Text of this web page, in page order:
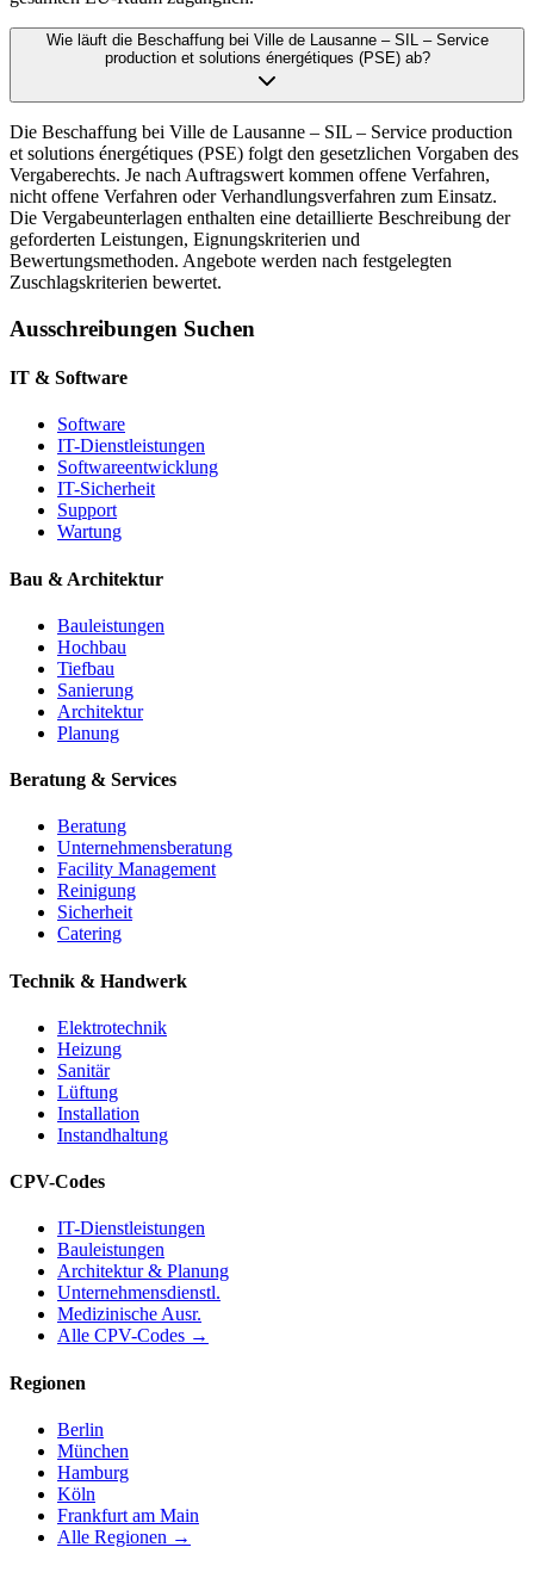
Wie läuft die Beschaffung bei Ville de Lausanne – SIL – Service
production et solutions énergétiques (PSE) ab?
Die Beschaffung bei Ville de Lausanne – SIL – Service production
et solutions énergétiques (PSE) folgt den gesetzlichen Vorgaben des
Vergaberechts. Je nach Auftragswert kommen offene Verfahren,
nicht offene Verfahren oder Verhandlungsverfahren zum Einsatz.
Die Vergabeunterlagen enthalten eine detaillierte Beschreibung der
geforderten Leistungen, Eignungskriterien und
Bewertungsmethoden. Angebote werden nach festgelegten
Zuschlagskriterien bewertet.
Ausschreibungen Suchen
IT & Software
Software
IT-Dienstleistungen
Softwareentwicklung
IT-Sicherheit
Support
Wartung
Bau & Architektur
Bauleistungen
Hochbau
Tiefbau
Sanierung
Architektur
Planung
Beratung & Services
Beratung
Unternehmensberatung
Facility Management
Reinigung
Sicherheit
Catering
Technik & Handwerk
Elektrotechnik
Heizung
Sanitär
Lüftung
Installation
Instandhaltung
CPV-Codes
IT-Dienstleistungen
Bauleistungen
Architektur & Planung
Unternehmensdienstl.
Medizinische Ausr.
Alle CPV-Codes →
Regionen
Berlin
München
Hamburg
Köln
Frankfurt am Main
Alle Regionen →